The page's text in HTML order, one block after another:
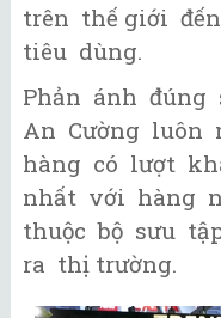
trên thế giới
tiêu dùng.
Phản ánh đúng
An Cường luôn
hàng có lượt
nhất với hàng
thuộc bộ sưu
ra thị trường.